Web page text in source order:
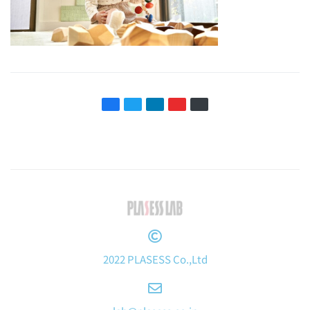
2022 PLASESS Co.,Ltd